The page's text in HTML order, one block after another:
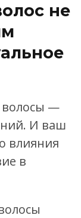
не
волосы —
И ваш
влияния
в